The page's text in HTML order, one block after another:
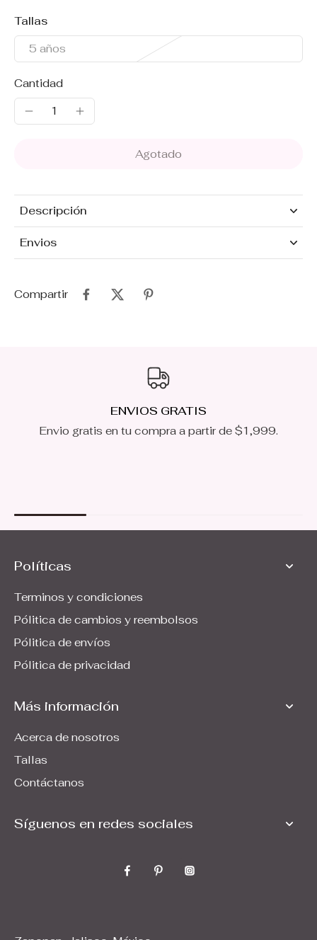
Tallas
5 años
Cantidad
Agotado
Descripción
Envios
Compartir
ENVIOS GRATIS
Envio gratis en tu compra a partir de $1,999.
Políticas
Terminos y condiciones
Pólitica de cambios y reembolsos
Pólitica de envíos
Pólitica de privacidad
Más información
Acerca de nosotros
Tallas
Contáctanos
Síguenos en redes sociales